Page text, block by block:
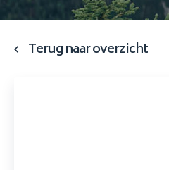
Terug naar overzicht